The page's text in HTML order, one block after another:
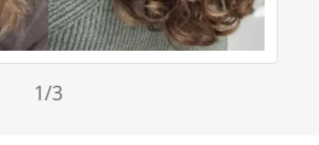
1/3